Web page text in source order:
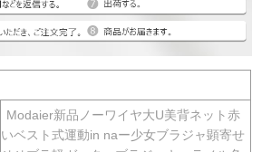
Modaier新品ノーワイヤ大U美背ネット赤
いベスト式運動in naー少女ブラジャ顕寄せ